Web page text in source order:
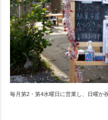
毎月第2・第4水曜日に営業し、日曜か